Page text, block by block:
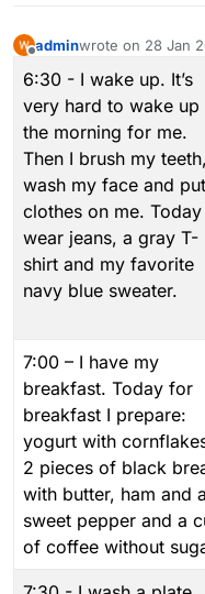
adminwrote on 28 Jan
last edited by
6:30 - I wake up. It’s
very hard to wake up
the morning for me.
Then I brush my teeth,
wash my face and put
clothes on me. Today
wear jeans, a gray T-
shirt and my favorite
navy blue sweater.
7:00 – I have my
breakfast. Today for
breakfast I prepare:
yogurt with
2 pieces of black
with butter, ham and a
sweet pepper and a
of coffee without